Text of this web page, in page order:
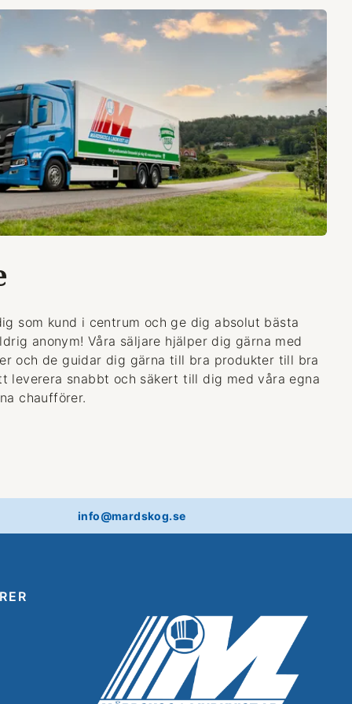
som kund i centrum och ge dig absolut bästa
anonym! Våra säljare hjälper dig gärna med
och de guidar dig gärna till bra produkter till bra
leverera snabbt och säkert till dig med våra egna
chaufförer.
info@mardskog.se